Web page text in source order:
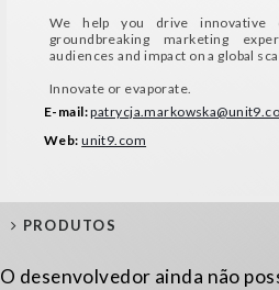
We help you drive innovative
groundbreaking marketing
audiences and impact on a global
Innovate or evaporate.
E-mail:
Web:unit9.com
PRODUTOS
O desenvolvedor ainda não